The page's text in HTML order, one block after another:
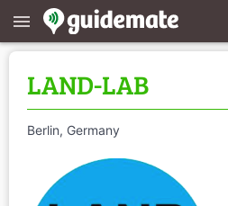
menu
LAND-LAB
Berlin, Germany